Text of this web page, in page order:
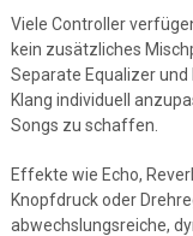
Viele Controller
kein zusätzliches
Separate Equalizer
Klang individuell
Songs zu schaffen.
Effekte wie Echo,
Knopfdruck oder
abwechslungsreiche,